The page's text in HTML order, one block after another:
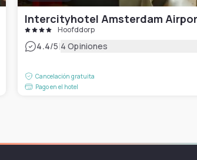
Intercityhotel Amsterdam
Hoofddorp
4.4/5|4 Opiniones
Cancelación gratuita
Pago en el hotel